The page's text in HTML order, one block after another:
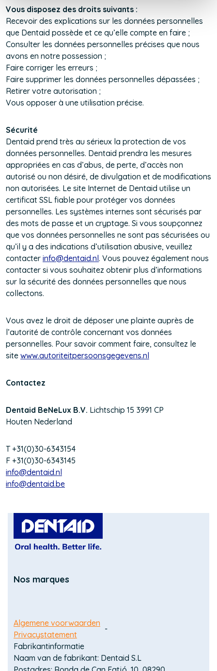
new
window)
a
new
window)
Vous disposez des droits suivants :
Recevoir des explications sur les données personnelles
que Dentaid possède et ce qu’elle compte en faire ;
Consulter les données personnelles précises que nous
avons en notre possession ;
Faire corriger les erreurs ;
Faire supprimer les données personnelles dépassées ;
Retirer votre autorisation ;
Vous opposer à une utilisation précise.
Sécurité
Dentaid prend très au sérieux la protection de vos
données personnelles. Dentaid prendra les mesures
appropriées en cas d’abus, de perte, d’accès non
autorisé ou non désiré, de divulgation et de modifications
non autorisées. Le site Internet de Dentaid utilise un
certificat SSL fiable pour protéger vos données
personnelles. Les systèmes internes sont sécurisés par
des mots de passe et un cryptage. Si vous soupçonnez
que vos données personnelles ne sont pas sécurisées ou
qu’il y a des indications d’utilisation abusive, veuillez
contacter info@dentaid.nl(Opens
in
a
. Vous pouvez également nous
contacter si vous souhaitez obtenir plus d’informations
sur la sécurité des données personnelles que nous
collectons.
Vous avez le droit de déposer une plainte auprès de
l’autorité de contrôle concernant vos données
personnelles. Pour savoir comment faire, consultez le
site www.autoriteitpersoonsgegevens.nl
Contactez
Dentaid BeNeLux B.V. Lichtschip 15 3991 CP
Houten Nederland
T +31(0)30-6343154
F +31(0)30-6343145
info@dentaid.nl
in
window)
info@dentaid.be
new
window)
a
Nos marques
Domain
menu
for
Algemene voorwaarden
Privacystatement
Fabrikantinformatie
Naam van de fabrikant: Dentaid S.L